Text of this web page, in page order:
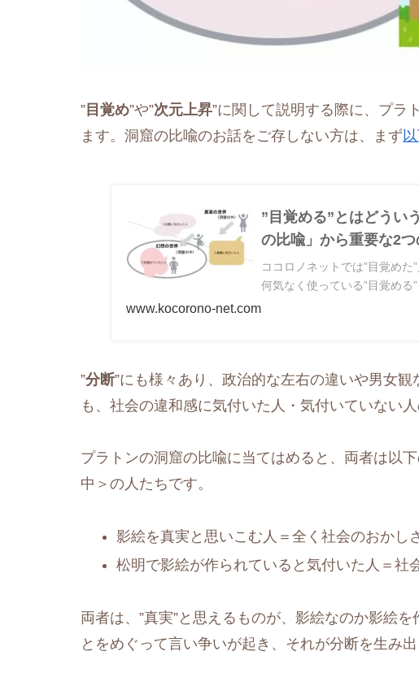
” 目覚め”や”次元上昇”に関して説明する際に、プラ
ます。洞窟の比喩のお話をご存しない方は、まず
”目覚める”とはどうい
の比喩」から重要な2
ココロノネットでは”目覚めた
何気なく使っている”目覚める
www.kocorono-net.com
”分断”にも様々あり、政治的な左右の違いや男女
も、社会の違和感に気付いた人・気付いていない
プラトンの洞窟の比喩に当てはめると、両者は以
中＞の人たちです。
影絵を真実と思いこむ人＝全く社会のおかし
松明で影絵が作られていると気付いた人＝社
両者は、”真実”と思えるものが、影絵なのか影絵
とをめぐって言い争いが起き、それが分断を生み出